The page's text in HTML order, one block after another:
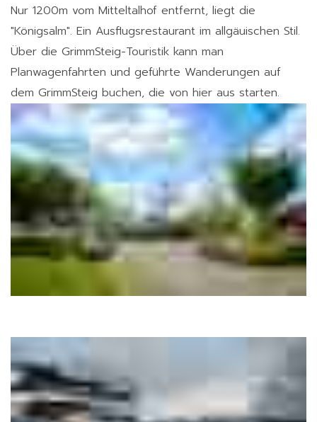
Nur 1200m vom Mitteltalhof entfernt, liegt die
"Königsalm". Ein Ausflugsrestaurant im allgäuischen Stil.
Über die GrimmSteig-Touristik kann man
Planwagenfahrten und geführte Wanderungen auf
dem GrimmSteig buchen, die von hier aus starten.